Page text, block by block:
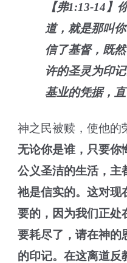
【弗1:13-14】
道，就是那叫
信了基督，既
许的圣灵为印
基业的凭据，
神之民被赎，使他的
无论你是谁，只要你
公义圣洁的生活，主
祂是信实的。这对现
要的，因为我们正处
要耗尽了，请在神的
的印记。在这离道反